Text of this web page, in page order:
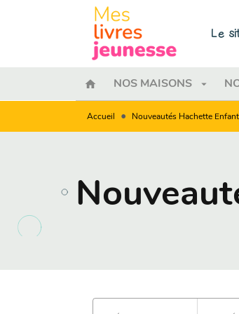
MENU
Le
home NOS MAISONS arrow_drop_down
Accueil • Nouveautés Hachette